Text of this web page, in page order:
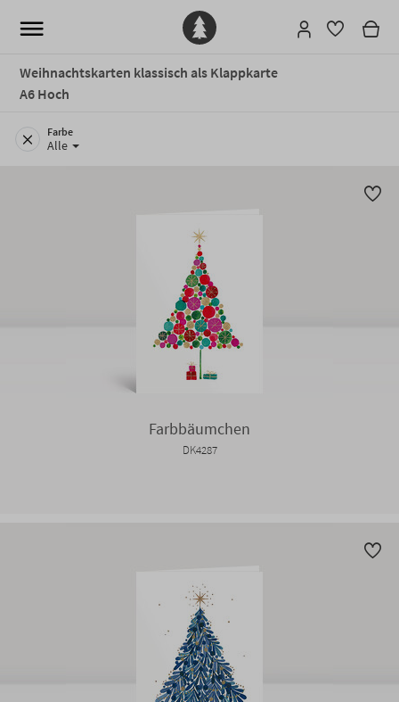
Weihnachtskarten klassisch als Klappkarte
A6 Hoch
Farbe
Alle
Farbbäumchen
DK4287